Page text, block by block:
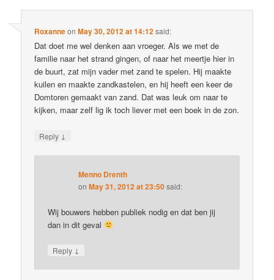
RoxanneonMay 30, 2012 at 14:12said:
Dat doet me wel denken aan vroeger. Als we met de
familie naar het strand gingen, of naar het meertje hier in
de buurt, zat mijn vader met zand te spelen. Hij maakte
kuilen en maakte zandkastelen, en hij heeft een keer de
Domtoren gemaakt van zand. Dat was leuk om naar te
kijken, maar zelf lig ik toch liever met een boek in de zon.
Reply ↓
Menno Drenth
onMay 31, 2012 at 23:50said:
Wij bouwers hebben publiek nodig en dat ben jij
dan in dit geval
Reply ↓